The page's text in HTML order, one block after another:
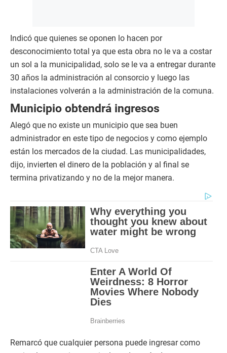
Indicó que quienes se oponen lo hacen por
desconocimiento total ya que esta obra no le va a costar
un sol a la municipalidad, solo se le va a entregar durante
30 años la administración al consorcio y luego las
instalaciones volverán a la administración de la comuna.
Municipio obtendrá ingresos
Alegó que no existe un municipio que sea buen
administrador en este tipo de negocios y como ejemplo
están los mercados de la ciudad. Las municipalidades,
dijo, invierten el dinero de la población y al final se
termina privatizando y no de la mejor manera.
Remarcó que cualquier persona puede ingresar como